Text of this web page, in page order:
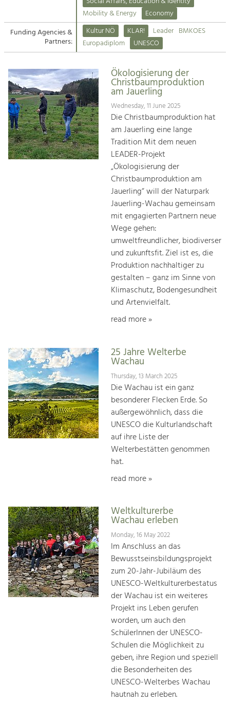
Suche
Impressum
Kontakt
Tourism
Offer Development and Positioning
Art & Culture
Crafts, Science and Research.
Social Affairs, Education
& Identity
Equality, Youth and Integration.
Climate Change, Public Transport and
Increase in Regional Value Added.
Mobility & Energy
Economy
Funding Agencies &
Partners:
Kultur NÖ KLAR! Leader BMKOES
Europadiplom
UNESCO
Ökologisierung der
Christbaumproduktion
am Jauerling
Wednesday, 11 June 2025
Die Christbaumproduktion hat
am Jauerling eine lange
Tradition Mit dem neuen
LEADER-Projekt
„Ökologisierung der
Christbaumproduktion am
Jauerling“ will der Naturpark
Jauerling-Wachau gemeinsam
mit engagierten Partnern neue
Wege gehen:
umweltfreundlicher, biodiverser
und zukunftsfit. Ziel ist es, die
Produktion nachhaltiger zu
gestalten – ganz im Sinne von
Klimaschutz, Bodengesundheit
und Artenvielfalt.
read more »
25 Jahre Welterbe
Wachau
Thursday, 13 March 2025
Die Wachau ist ein ganz
besonderer Flecken Erde. So
außergewöhnlich, dass die
UNESCO die Kulturlandschaft
auf ihre Liste der
Welterbestätten genommen
hat.
read more »
Weltkulturerbe
Wachau erleben
Monday, 16 May 2022
Im Anschluss an das
Bewusstseinsbildungsprojekt
zum 20-Jahr-Jubiläum des
UNESCO-Weltkulturerbestatus
der Wachau ist ein weiteres
Projekt ins Leben gerufen
worden, um auch den
SchülerInnen der UNESCO-
Schulen die Möglichkeit zu
geben, ihre Region und speziell
die Besonderheiten des
UNESCO-Welterbes Wachau
hautnah zu erleben.